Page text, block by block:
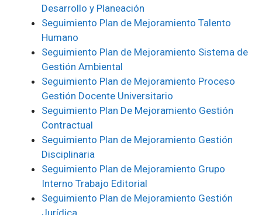
Desarrollo y Planeación
Seguimiento Plan de Mejoramiento Talento
Humano
Seguimiento Plan de Mejoramiento Sistema de
Gestión Ambiental
Seguimiento Plan de Mejoramiento Proceso
Gestión Docente Universitario
Seguimiento Plan De Mejoramiento Gestión
Contractual
Seguimiento Plan de Mejoramiento Gestión
Disciplinaria
Seguimiento Plan de Mejoramiento Grupo
Interno Trabajo Editorial
Seguimiento Plan de Mejoramiento Gestión
Jurídica